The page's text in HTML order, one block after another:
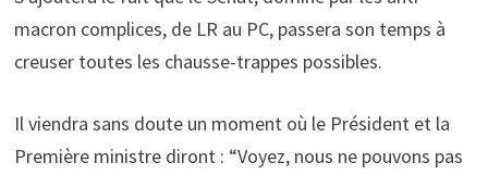
macron complices, de LR au PC, passera son temps à
creuser toutes les chausse-trappes possibles.
Il viendra sans doute un moment où le Président et la
Première ministre diront : “Voyez, nous ne pouvons pas